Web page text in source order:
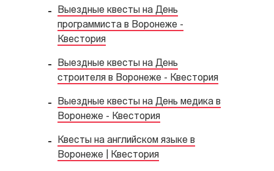
Выездные квесты на День
программиста в Воронеже -
Квестория
Выездные квесты на День
строителя в Воронеже - Квестория
Выездные квесты на День медика в
Воронеже - Квестория
Квесты на английском языке в
Воронеже | Квестория